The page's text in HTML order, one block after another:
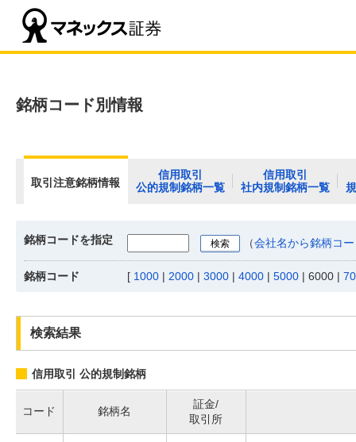
銘柄コード別情報
取引注意銘柄情報
信用取引
公的規制銘柄一覧
信用取引
社内規制銘柄一覧
銘柄コードを指定 （会社名から銘柄コ
銘柄コード [ 1000 | 2000 | 3000 | 4000 | 5000 | 6000 |
検索結果
信用取引 公的規制銘柄
コード 銘柄名
証金/
取引所